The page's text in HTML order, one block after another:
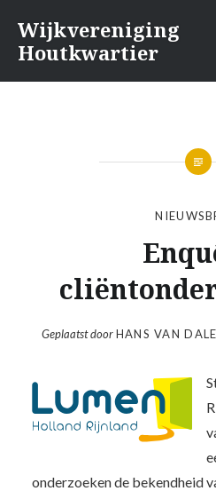
inhoud
Wijkvereniging
Houtkwartier
Geplaatst doorHANS VAN
onderzoeken de bekendheid